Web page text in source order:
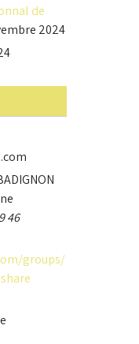
de
2024
46
groups/